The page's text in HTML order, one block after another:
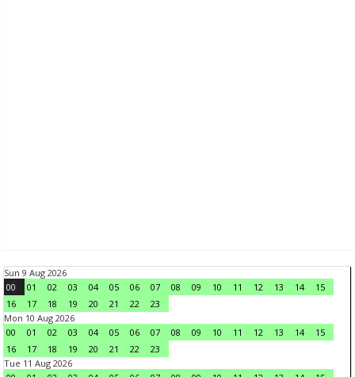
Sun 9 Aug 2026
00
01 02 03 04 05 06 07 08 09 10 11 12 13 14
15
16
17 18 19 20 21 22
23
Mon 10 Aug 2026
00
01 02 03 04 05 06 07 08 09 10 11 12 13 14
15
16
17 18 19 20 21 22
23
Tue 11 Aug 2026